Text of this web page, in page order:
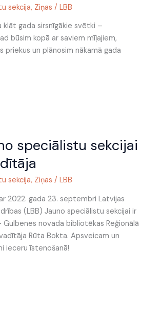
sekcija, Ziņas / LBB
klāt gada sirsnīgākie svētki –
būsim kopā ar saviem mīļajiem,
priekus un plānosim nākamā gada
speciālistu sekcijai
sekcija, Ziņas / LBB
2022. gada 23. septembri Latvijas
(LBB) Jauno speciālistu sekcijai ir
novada bibliotēkas Reģionālā
Rūta Bokta. Apsveicam un
ieceru īstenošanā!